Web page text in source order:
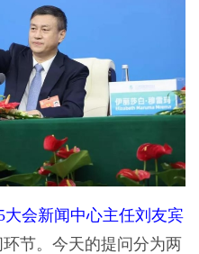
大会新闻中心主任刘友宾
节。今天的提问分为两